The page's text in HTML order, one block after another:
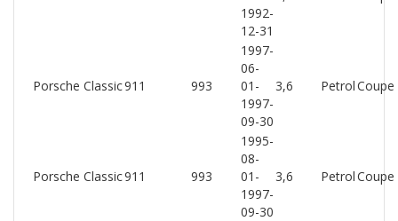
1992-
12-31
Porsche Classic911 993
1997-
06-
01-
1997-
09-30
3,6 PetrolCoupe
Porsche Classic911 993
1995-
08-
01-
1997-
09-30
3,6 PetrolCoupe